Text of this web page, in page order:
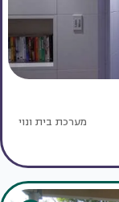
מערכת בית ונוי